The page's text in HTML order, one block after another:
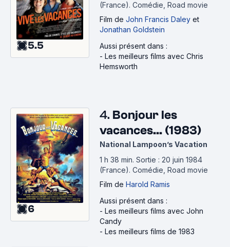
5.5
(France). Comédie, Road movie
Film de John Francis Daley et
Jonathan Goldstein
Aussi présent dans :
- Les meilleurs films avec Chris
Hemsworth
6
4. Bonjour les
vacances... (1983)
National Lampoon’s Vacation
1 h 38 min. Sortie : 20 juin 1984
(France). Comédie, Road movie
Film de Harold Ramis
Aussi présent dans :
- Les meilleurs films avec John
Candy
- Les meilleurs films de 1983